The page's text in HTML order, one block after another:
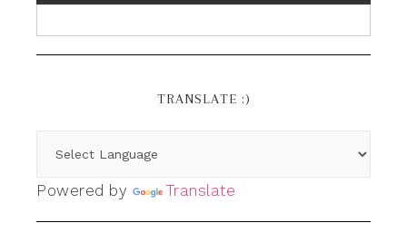
TRANSLATE :)
Powered by Translate